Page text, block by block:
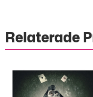
Relaterade